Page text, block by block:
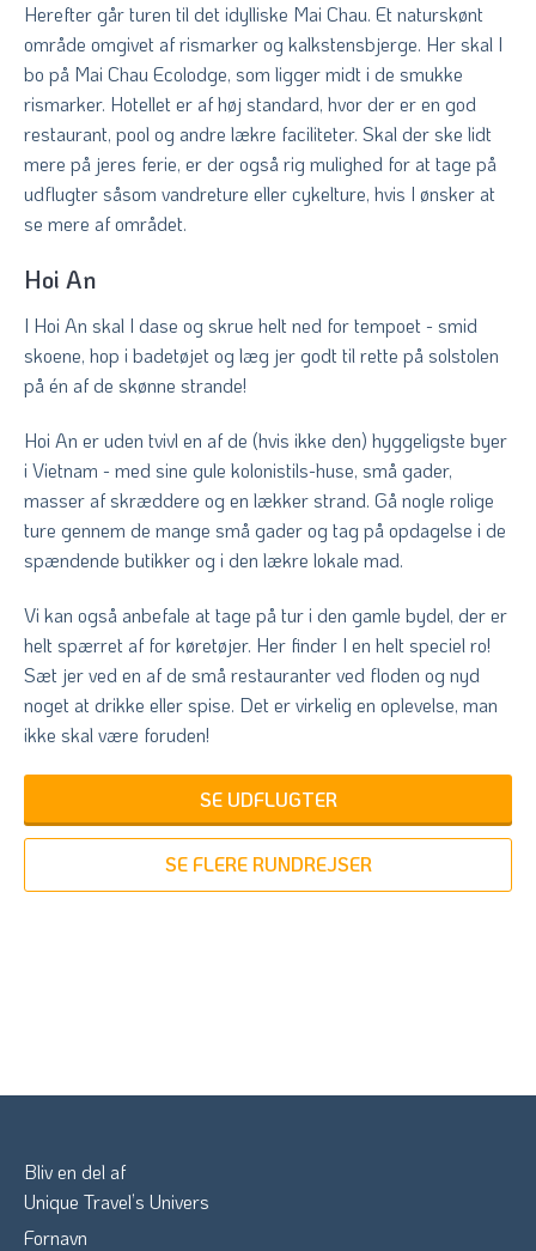
Herefter går turen til det idylliske Mai Chau. Et naturskønt
område omgivet af rismarker og kalkstensbjerge. Her skal I
bo på Mai Chau Ecolodge, som ligger midt i de smukke
rismarker. Hotellet er af høj standard, hvor der er en god
restaurant, pool og andre lækre faciliteter. Skal der ske lidt
mere på jeres ferie, er der også rig mulighed for at tage på
udflugter såsom vandreture eller cykelture, hvis I ønsker at
se mere af området.
Hoi An
I Hoi An skal I dase og skrue helt ned for tempoet - smid
skoene, hop i badetøjet og læg jer godt til rette på solstolen
på én af de skønne strande!
Hoi An er uden tvivl en af de (hvis ikke den) hyggeligste byer
i Vietnam - med sine gule kolonistils-huse, små gader,
masser af skræddere og en lækker strand. Gå nogle rolige
ture gennem de mange små gader og tag på opdagelse i de
spændende butikker og i den lækre lokale mad.
Vi kan også anbefale at tage på tur i den gamle bydel, der er
helt spærret af for køretøjer. Her finder I en helt speciel ro!
Sæt jer ved en af de små restauranter ved floden og nyd
noget at drikke eller spise. Det er virkelig en oplevelse, man
ikke skal være foruden!
SE UDFLUGTER
SE FLERE RUNDREJSER
Bliv en del af
Unique Travel’s Univers
Fornavn